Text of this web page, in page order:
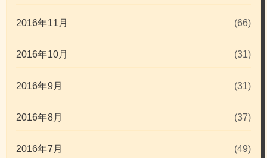
2016年11月 (66)
2016年10月 (31)
2016年9月 (31)
2016年8月 (37)
2016年7月 (49)